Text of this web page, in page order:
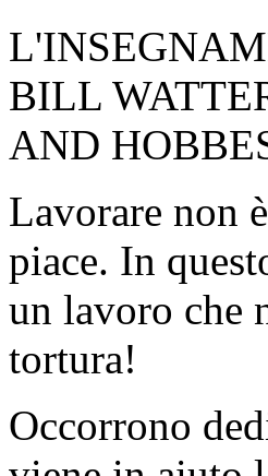
BILL
AND
Lavorare non
piace. In
un lavoro che
tortura!
Occorrono